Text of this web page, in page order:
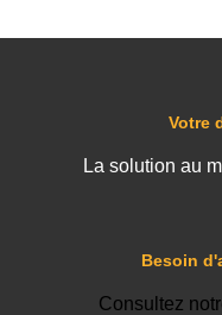
Besoin
Consultez
Votre
La solution au